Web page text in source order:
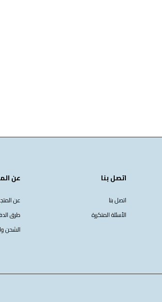
اتصل بنا
اتصل بنا
الأسئلة المتكررة
عن
عن
طرق
الشحن